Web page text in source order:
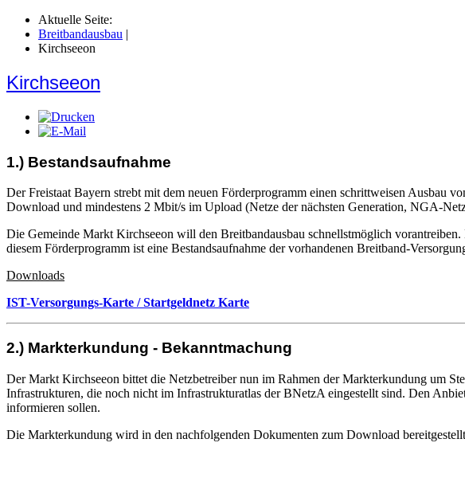
Aktuelle Seite:
Breitbandausbau |
Kirchseeon
Kirchseeon
1.) Bestandsaufnahme
Der Freistaat Bayern strebt mit dem neuen Förderprogramm einen schrittweisen Ausbau
Download und mindestens 2 Mbit/s im Upload (Netze der nächsten Generation, NGA-
Die Gemeinde Markt Kirchseeon will den Breitbandausbau schnellstmöglich
diesem Förderprogramm ist eine Bestandsaufnahme der vorhandenen Breitband-
Downloads
IST-Versorgungs-Karte / Startgeldnetz Karte
2.) Markterkundung - Bekanntmachung
Der Markt Kirchseeon bittet die Netzbetreiber nun im Rahmen der Markterkundung um
Infrastrukturen, die noch nicht im Infrastrukturatlas der BNetzA eingestellt sind. Den
informieren sollen.
Die Markterkundung wird in den nachfolgenden Dokumenten zum Download